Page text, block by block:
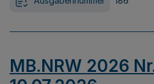
MB.NRW 2026